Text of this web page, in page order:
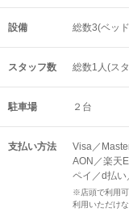
設備 総数3(ベッ
スタッフ数 総数1人(ス
駐車場 ２台
支払い方法
Visa／
AON／楽天
ペイ／d払い
※店頭で利用
利用いただけ